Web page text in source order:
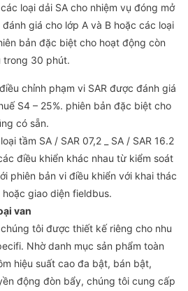
loại dải SA cho nhiệm vụ đóng mở
giá cho lớp A và B hoặc các loại
bản đặc biệt cho hoạt động còn
trong 30 phút.
chỉnh phạm vi SAR được đánh giá
S4 – 25%. phiên bản đặc biệt cho
có sẵn.
tầm SA / SAR 07,2 _ SA / SAR 16.2
điều khiển khác nhau từ kiểm soát
phiên bản vi điều khiển với khai thác
giao diện fieldbus.
van
tôi được thiết kế riêng cho nhu
Nhờ danh mục sản phẩm toàn
hiệu suất cao đa bật, bán bật,
động đòn bẩy, chúng tôi cung cấp